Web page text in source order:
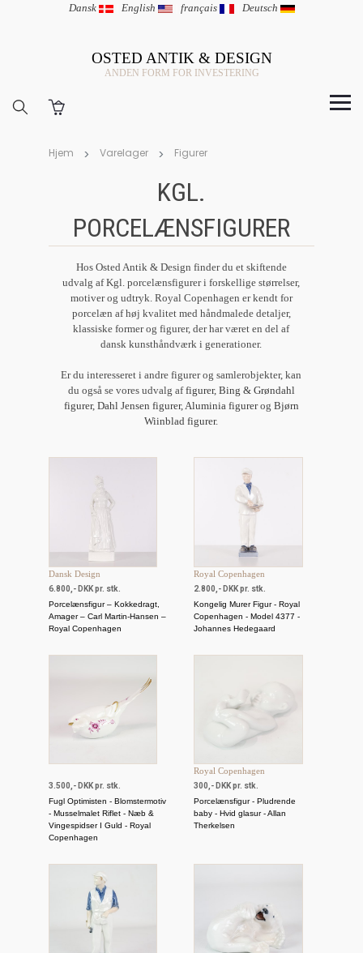
Dansk | English | français | Deutsch
OSTED ANTIK & DESIGN
ANDEN FORM FOR INVESTERING
Hjem Varelager Figurer
KGL.
PORCELÆNSFIGURER
Hos Osted Antik & Design finder du et skiftende
udvalg af Kgl. porcelænsfigurer i forskellige størrelser,
motiver og udtryk. Royal Copenhagen er kendt for
porcelæn af høj kvalitet med håndmalede detaljer,
klassiske former og figurer, der har været en del af
dansk kunsthåndværk i generationer.
Er du interesseret i andre figurer og samlerobjekter, kan
du også se vores udvalg affigurer, Bing & Grøndahl
figurer, Dahl Jensen figurer,Aluminia figurerog Bjørn
Wiinblad figurer.
Dansk Design
6.800,- DKK pr. stk.
Porcelænsfigur – Kokkedragt,
Amager – Carl Martin-Hansen –
Royal Copenhagen
Royal Copenhagen
2.800,- DKK pr. stk.
Kongelig Murer Figur - Royal
Copenhagen - Model 4377 -
Johannes Hedegaard
3.500,- DKK pr. stk.
Fugl Optimisten - Blomstermotiv
- Musselmalet Riflet - Næb &
Vingespidser I Guld - Royal
Copenhagen
Royal Copenhagen
300,- DKK pr. stk.
Porcelænsfigur - Pludrende
baby - Hvid glasur - Allan
Therkelsen